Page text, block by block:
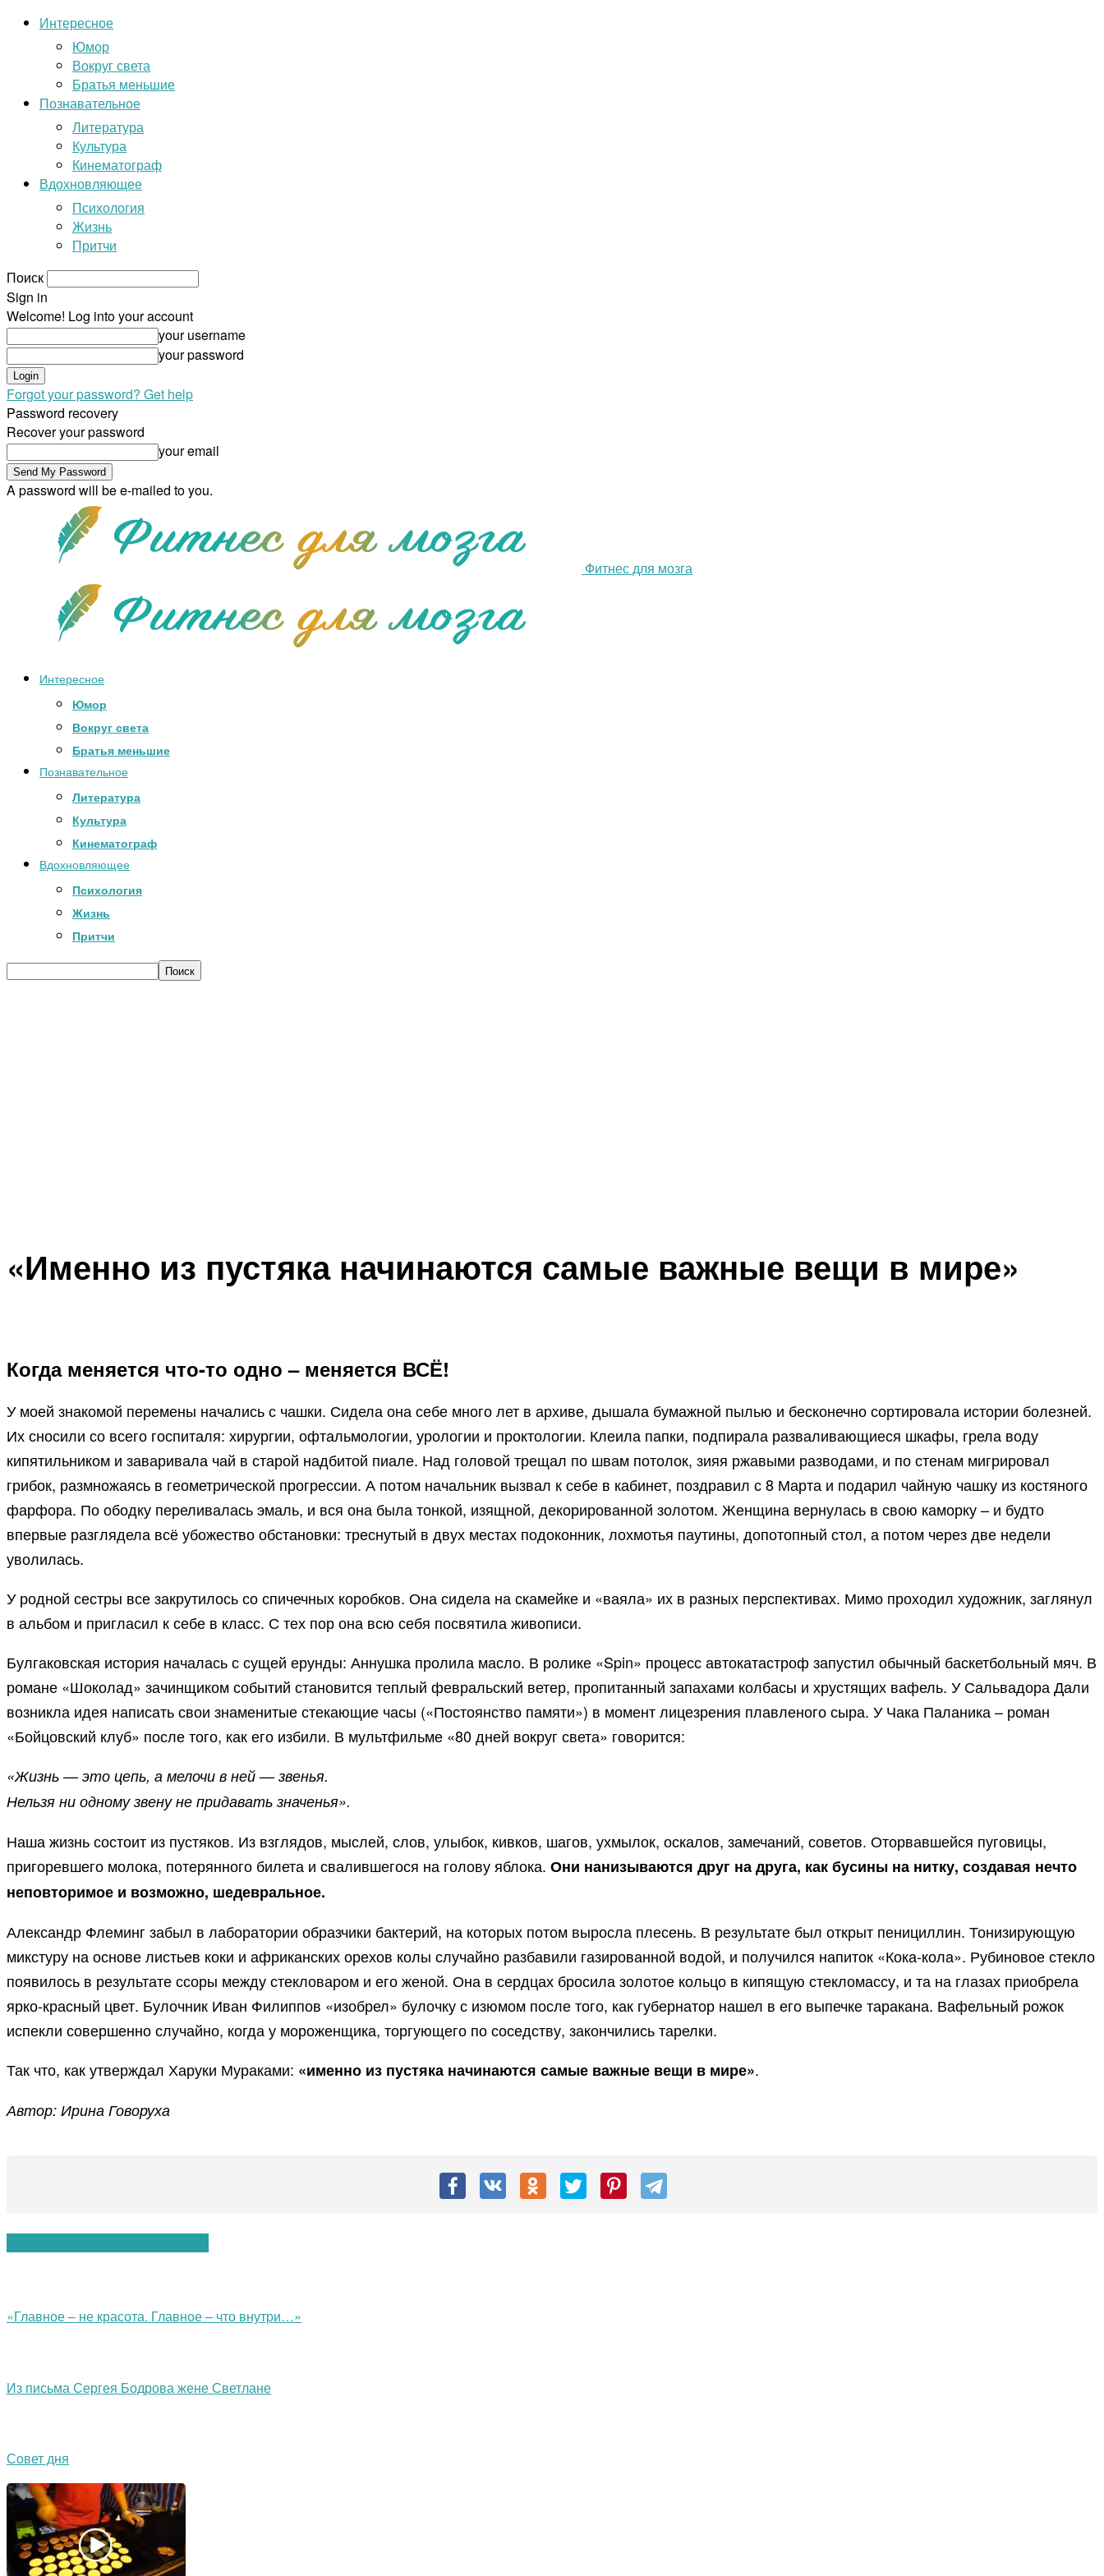
Интересное
Юмор
Вокруг света
Братья меньшие
Познавательное
Литература
Культура
Кинематограф
Вдохновляющее
Психология
Жизнь
Притчи
Поиск
Sign in
Welcome! Log into your account
your username
your password
Forgot your password? Get help
Password recovery
Recover your password
your email
A password will be e-mailed to you.
Фитнес для мозга
Интересное
Юмор
Вокруг света
Братья меньшие
Познавательное
Литература
Культура
Кинематограф
Вдохновляющее
Психология
Жизнь
Притчи
«Именно из пустяка начинаются самые важные вещи в мире»
Когда меняется что-то одно – меняется ВСЁ!
У моей знакомой перемены начались с чашки. Сидела она себе много лет в архиве, дышала бумажной пылью и бесконечно сортировала истории болезней.
Их сносили со всего госпиталя: хирургии, офтальмологии, урологии и проктологии. Клеила папки, подпирала разваливающиеся шкафы, грела воду
кипятильником и заваривала чай в старой надбитой пиале. Над головой трещал по швам потолок, зияя ржавыми разводами, и по стенам мигрировал
грибок, размножаясь в геометрической прогрессии. А потом начальник вызвал к себе в кабинет, поздравил с 8 Марта и подарил чайную чашку из костяного
фарфора. По ободку переливалась эмаль, и вся она была тонкой, изящной, декорированной золотом. Женщина вернулась в свою каморку – и будто
впервые разглядела всё убожество обстановки: треснутый в двух местах подоконник, лохмотья паутины, допотопный стол, а потом через две недели
уволилась.
У родной сестры все закрутилось со спичечных коробков. Она сидела на скамейке и «ваяла» их в разных перспективах. Мимо проходил художник, заглянул
в альбом и пригласил к себе в класс. С тех пор она всю себя посвятила живописи.
Булгаковская история началась с сущей ерунды: Аннушка пролила масло. В ролике «Spin» процесс автокатастроф запустил обычный баскетбольный мяч. В
романе «Шоколад» зачинщиком событий становится теплый февральский ветер, пропитанный запахами колбасы и хрустящих вафель. У Сальвадора Дали
возникла идея написать свои знаменитые стекающие часы («Постоянство памяти») в момент лицезрения плавленого сыра. У Чака Паланика – роман
«Бойцовский клуб» после того, как его избили. В мультфильме «80 дней вокруг света» говорится:
«Жизнь — это цепь, а мелочи в ней — звенья.
Нельзя ни одному звену не придавать значенья».
Наша жизнь состоит из пустяков. Из взглядов, мыслей, слов, улыбок, кивков, шагов, ухмылок, оскалов, замечаний, советов. Оторвавшейся пуговицы,
пригоревшего молока, потерянного билета и свалившегося на голову яблока. Они нанизываются друг на друга, как бусины на нитку, создавая нечто
неповторимое и возможно, шедевральное.
Александр Флеминг забыл в лаборатории образчики бактерий, на которых потом выросла плесень. В результате был открыт пенициллин. Тонизирующую
микстуру на основе листьев коки и африканских орехов колы случайно разбавили газированной водой, и получился напиток «Кока-кола». Рубиновое стекло
появилось в результате ссоры между стекловаром и его женой. Она в сердцах бросила золотое кольцо в кипящую стекломассу, и та на глазах приобрела
ярко-красный цвет. Булочник Иван Филиппов «изобрел» булочку с изюмом после того, как губернатор нашел в его выпечке таракана. Вафельный рожок
испекли совершенно случайно, когда у мороженщика, торгующего по соседству, закончились тарелки.
Так что, как утверждал Харуки Мураками: «именно из пустяка начинаются самые важные вещи в мире».
Автор: Ирина Говоруха
«Главное – не красота. Главное – что внутри…»
Из письма Сергея Бодрова жене Светлане
Совет дня